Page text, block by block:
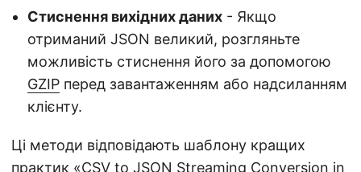
Стиснення вихідних даних - Якщо
отриманий JSON великий, розгляньте
можливість стиснення його за допомогою
GZIP перед завантаженням або надсиланням
клієнту.
Ці методи відповідають шаблону кращих
практик «CSV to JSON Streaming Conversion in